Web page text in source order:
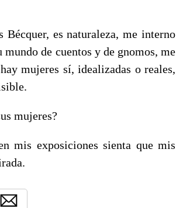
es naturaleza, me interno
de cuentos y de gnomos, me
mujeres sí, idealizadas o reales,
mujeres?
mis exposiciones sienta que mis